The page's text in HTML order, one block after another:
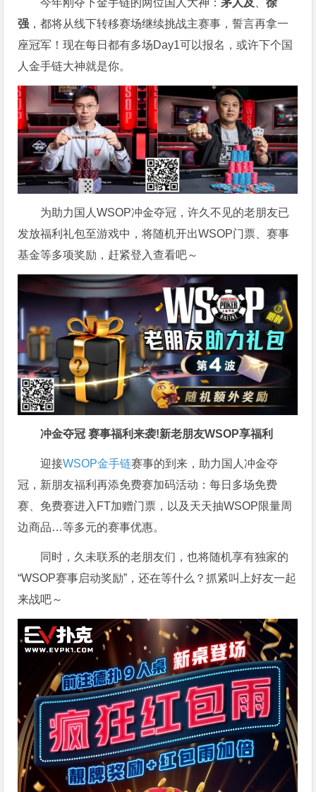
今年刚夺下金手链的两位国人大神：茅人及 、徐
强 ，都将从线下转移赛场继续挑战主赛事，誓言再拿一
座冠军！现在每日都有多场Day1可以报名，或许下个国
人金手链大神就是你。
为助力国人WSOP冲金夺冠，许久不见的老朋友已
发放福利礼包至游戏中，将随机开出WSOP门票、赛事
基金等多项奖励，赶紧登入查看吧～
冲金夺冠 赛事福利来袭!新老朋友WSOP享福利
迎接WSOP金手链赛事的到来，助力国人冲金夺
冠，新朋友福利再添免费赛加码活动：每日多场免费
赛、免费赛进入FT加赠门票，以及天天抽WSOP限量周
边商品…等多元的赛事优惠。
同时，久未联系的老朋友们，也将随机享有独家的
“WSOP赛事启动奖励”，还在等什么？抓紧叫上好友一起
来战吧～